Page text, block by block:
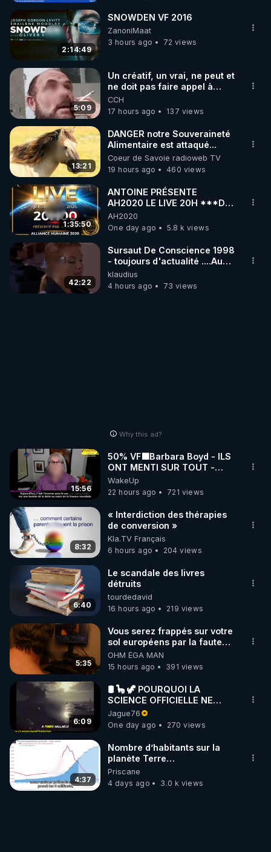
2:14:49
SNOWDEN VF 2016
ZanoniMaat
3 hours ago
72 views
5:09
Un créatif, un vrai, ne peut et
ne doit pas faire appel à
l'intelligence artificielle
CCH
17 hours ago
137 views
13:21
DANGER notre Souveraineté
Alimentaire est attaqué...
Coeur de Savoie radioweb TV
19 hours ago
460 views
1:35:50
ANTOINE PRÉSENTE
AH2020 LE LIVE 20H ***DU
06/08/2026***
AH2020
One day ago
5.8 k views
42:22
Sursaut De Conscience 1998
- toujours d'actualité ....Au
Dela Du Réel
klaudius
4 hours ago
73 views
Why this ad?
15:56
50% VF🟩Barbara Boyd - ILS
ONT MENTI SUR TOUT -
Jocelyne Traduction
WakeUp
22 hours ago
721 views
8:32
« Interdiction des thérapies
de conversion »
Kla.TV Français
6 hours ago
204 views
6:40
Le scandale des livres
détruits
tourdedavid
16 hours ago
219 views
5:35
Vous serez frappés sur votre
sol européens par la faute
des dirigeants qui s'en
mettent dans le nez
OHM ÉGA MAN
15 hours ago
391 views
6:09
🛢 🦕 🦖 POURQUOI LA
SCIENCE OFFICIELLE NE
CONNAÎT-ELLE PAS LA VRAIE
ORIGINE DU PÉTROLE ?
Jague76
One day ago
270 views
4:37
Nombre d’habitants sur la
planète Terre…
Priscane
4 days ago
3.0 k views